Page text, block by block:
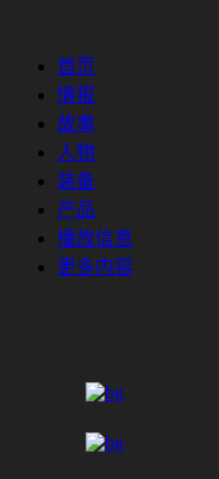
首页
情报
故事
人物
装备
产品
播放信息
更多内容